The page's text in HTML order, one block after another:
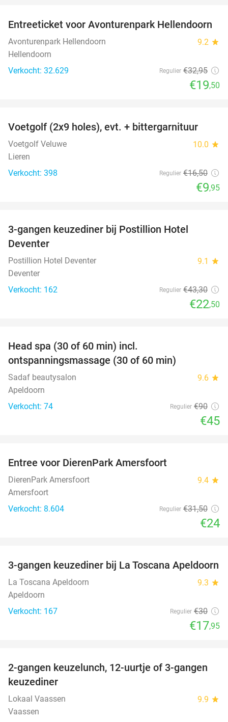
41%
Entreeticket voor Avonturenpark Hellendoorn
Avonturenpark Hellendoorn 9.2 star
Hellendoorn
Verkocht: 32.629
Regulier €32,95
€19,50
40%
Voetgolf (2x9 holes), evt. + bittergarnituur
Voetgolf Veluwe 10.0 star
Lieren
Verkocht: 398
Regulier €16,50
€9,95
3-gangen keuzediner bij Postillion Hotel
Deventer
Postillion Hotel Deventer 9.1 star
Deventer
Verkocht: 162
Regulier €43,30
€22,50
Head spa (30 of 60 min) incl.
ontspanningsmassage (30 of 60 min)
Sadaf beautysalon 9.6 star
Apeldoorn
Verkocht: 74
Regulier €90
€45
Entree voor DierenPark Amersfoort
DierenPark Amersfoort 9.4 star
Amersfoort
Verkocht: 8.604
Regulier €31,50
€24
40%
3-gangen keuzediner bij La Toscana Apeldoorn
La Toscana Apeldoorn 9.3 star
Apeldoorn
Verkocht: 167
Regulier €30
€17,95
43%
2-gangen keuzelunch, 12-uurtje of 3-gangen
keuzediner
Lokaal Vaassen 9.9 star
Vaassen